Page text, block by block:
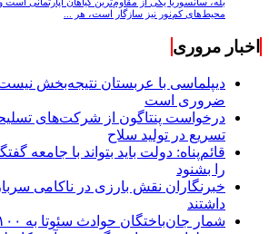
بله، سانسوریا یکی از مقاوم‌ترین گیاهان آپارتمانی
محیط‌های کم‌نور نیز سازگار است، هر ...
اخبار مروری
دیپلماسی با عربستان نتیجه‌بخش
ضروری است
درخواست پنتاگون از شرکت‌های
تسریع در تولید سلاح
قائم‌پناه: دولت باید بتواند با جامعه
را بشنود
خبرنگاران نقش بارزی در ناکامی
داشتند
شمار جان‌باختگان حوادث سئوتا به ۱۰۰ نفر رسید